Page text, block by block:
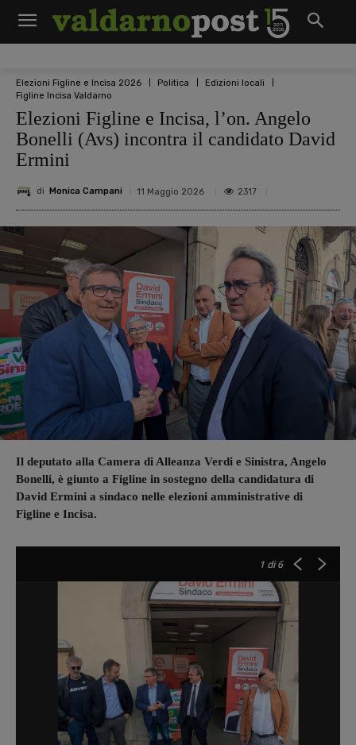
Elezioni Figline e Incisa 2026 Politica
Edizioni locali
Figline Incisa Valdarno
Elezioni Figline e Incisa, l’on. Angelo
Bonelli (Avs) incontra il candidato David
Ermini
di Monica Campani 11 Maggio 2026 2317
Il deputato alla Camera di Alleanza Verdi e Sinistra, Angelo
Bonelli, è giunto a Figline in sostegno della candidatura di
David Ermini a sindaco nelle elezioni amministrative di
Figline e Incisa.
1 di 6